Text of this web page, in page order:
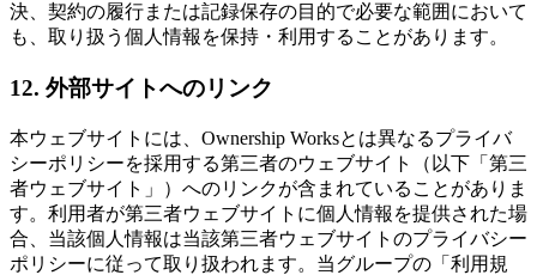
決、契約の履行または記録保存の目的で必要な範囲において
も、取り扱う個人情報を保持・利用することがあります。
12. 外部サイトへのリンク
本ウェブサイトには、Ownership Worksとは異なるプライバ
シーポリシーを採用する第三者のウェブサイト（以下「第三
者ウェブサイト」）へのリンクが含まれていることがありま
す。利用者が第三者ウェブサイトに個人情報を提供された場
合、当該個人情報は当該第三者ウェブサイトのプライバシー
ポリシーに従って取り扱われます。当グループの「利用規